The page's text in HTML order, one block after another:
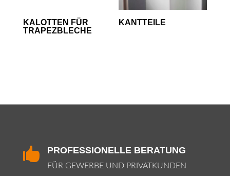
KALOTTEN FÜR
TRAPEZBLECHE
KANTTEILE
 PROFESSIONELLE BERATUNG
FÜR GEWERBE UND PRIVATKUNDEN